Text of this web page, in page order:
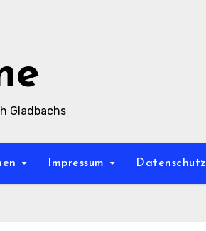
Gladbachs
Impressum Datenschutz